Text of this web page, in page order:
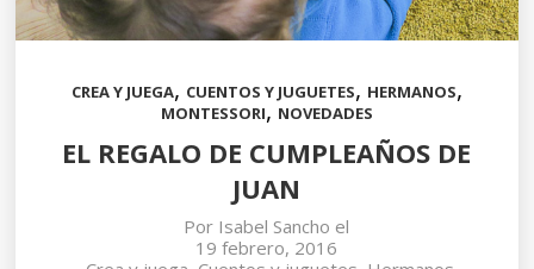
CREA Y JUEGA, CUENTOS Y JUGUETES, HERMANOS,
MONTESSORI,NOVEDADES
EL REGALO DE CUMPLEAÑOS DE
JUAN
Por Isabel Sancho el
19 febrero, 2016